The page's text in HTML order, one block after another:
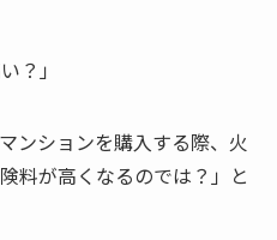
？」
ンションを購入する際、火
料が高くなるのでは？」と